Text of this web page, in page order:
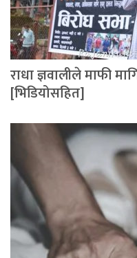
राधा ज्ञवालीले माफी
[भिडियोसहित]